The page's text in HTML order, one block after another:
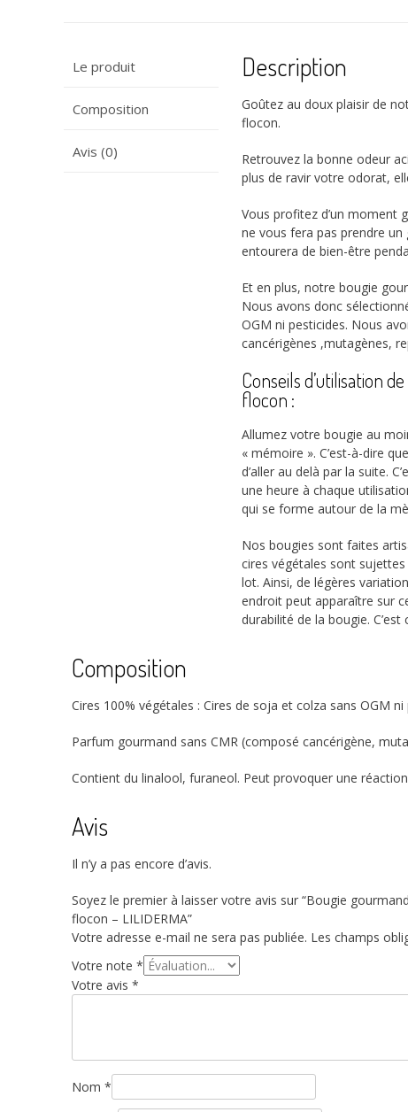
Le produit
Composition
Avis (0)
Description
Goûtez au doux plaisir de
flocon.
Retrouvez la bonne odeur
plus de ravir votre odorat,
Vous profitez d’un moment
ne vous fera pas prendre
entourera de bien-être
Et en plus, notre bougie
Nous avons donc
OGM ni pesticides. Nous
cancérigènes ,mutagènes,
Conseils d’utilisation
flocon :
Allumez votre bougie au
« mémoire ». C’est-à-dire
d’aller au delà par la suite.
une heure à chaque
qui se forme autour de la
Nos bougies sont faites
cires végétales sont
lot. Ainsi, de légères
endroit peut apparaître sur
durabilité de la bougie.
Composition
Cires 100% végétales : Cires de soja et colza sans OGM ni
Parfum gourmand sans CMR (composé cancérigène,
Contient du linalool, furaneol. Peut provoquer une
Avis
Il n’y a pas encore d’avis.
Soyez le premier à laisser votre avis sur “Bougie
flocon – LILIDERMA”
Votre adresse e-mail ne sera pas publiée. Les champs
Votre note *
Votre avis *
Nom *